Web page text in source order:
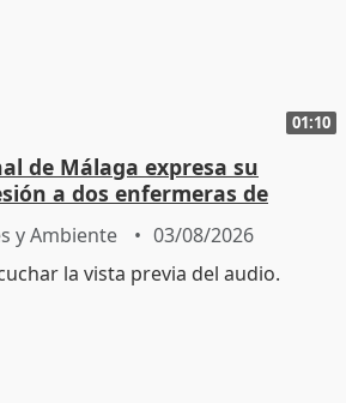
01:10
de Málaga expresa su
a dos enfermeras de
y Ambiente 03/08/2026